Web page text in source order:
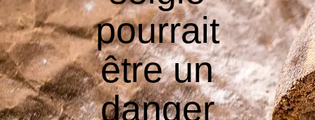
pourrait
être un
danger